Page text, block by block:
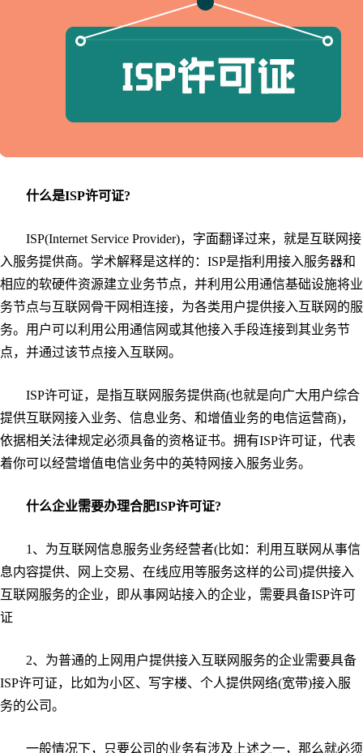
什么是ISP许可证?
ISP(Internet Service Provider)，字面翻译过来，就是互联网接
入服务提供商。学术解释是这样的：ISP是指利用接入服务器和
相应的软硬件资源建立业务节点，并利用公用通信基础设施将业
务节点与互联网骨干网相连接，为各类用户提供接入互联网的服
务。用户可以利用公用通信网或其他接入手段连接到其业务节
点，并通过该节点接入互联网。
ISP许可证，是指互联网服务提供商(也就是向广大用户综合
提供互联网接入业务、信息业务、和增值业务的电信运营商)，
依据相关法律规定必须具备的资格证书。拥有ISP许可证，代表
着你可以经营增值电信业务中的英特网接入服务业务。
什么企业需要办理合肥ISP许可证?
1、为互联网信息服务业务经营者(比如：利用互联网从事信
息内容提供、网上交易、在线应用等服务这样的公司)提供接入
互联网服务的企业，即从事网站接入的企业，需要具备ISP许可
证
2、为普通的上网用户提供接入互联网服务的企业需要具备
ISP许可证，比如为小区、写字楼、个人提供网络(宽带)接入服
务的公司。
一般情况下，只要公司的业务有涉及上述之一，那么就必须